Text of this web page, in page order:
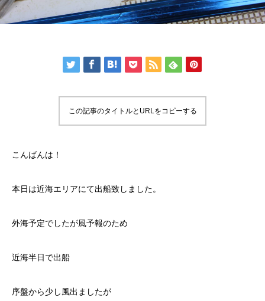
この記事のタイトルとURLをコピーする
こんばんは！
本日は近海エリアにて出船致しました。
外海予定でしたが風予報のため
近海半日で出船
序盤から少し風出ましたが